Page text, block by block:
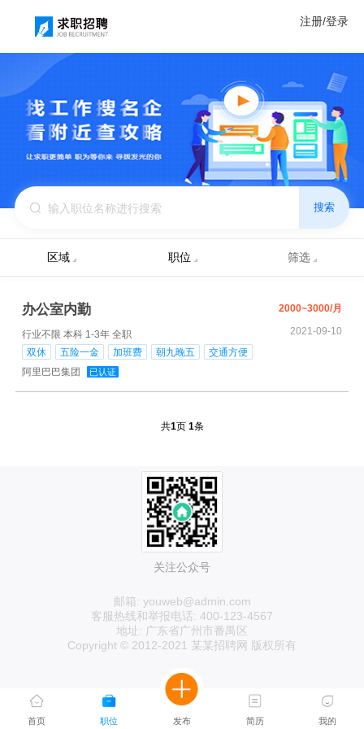
注册/登录
搜索
区域 职位 筛选
办公室内勤 2000~3000/月
行业不限 本科 1-3年 全职
2021-09-10
双休
五险一金 加班费 朝九晚五
交通方便
阿里巴巴集团
已认证
共1页 1条
关注公众号
邮箱: youweb@admin.com
客服热线和举报电话: 400-123-4567
地址: 广东省广州市番禺区
Copyright © 2012-2021 某某招聘网 版权所有
首页 职位 发布 简历 我的